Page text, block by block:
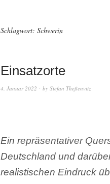
Schlagwort: Schwerin
Einsatzorte
4. Januar 2022 by Stefan Theßenvitz
Ein repräsentativer
Deutschland und
realistischen Eindruck